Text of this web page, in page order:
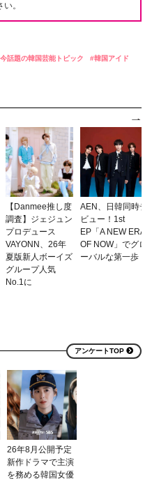
。
今話題の韓国芸能トピック
韓国アイド
【Danmee推し度
調査】ジェジュン
プロデュース
VAYONN、26年
夏版新人ボーイズ
グループ人気
No.1に
AEN、日韓同時デ
ビュー！1st
EP「A NEW ERA
OF NOW」でグロ
ーバルな第一歩
アンケートTOP
26年8月公開予定
新作ドラマで主演
を務める韓国女優